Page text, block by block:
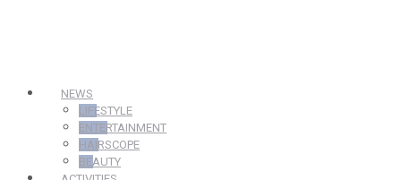
NEWS
LIFESTYLE
ENTERTAINMENT
HAIRSCOPE
BEAUTY